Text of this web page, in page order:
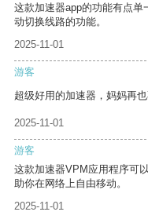
这款加速器app的功能有点单
动切换线路的功能。
2025-11-01
游客
超级好用的加速器，妈妈再
2025-11-01
游客
这款加速器VPM应用程序可
助你在网络上自由移动。
2025-11-01